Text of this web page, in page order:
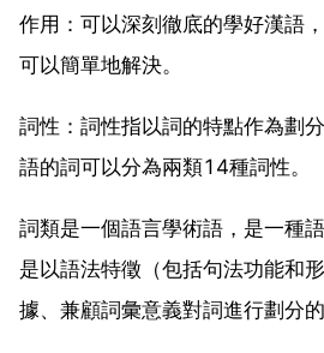
作用：可以深刻徹底的學好漢語
可以簡單地解決。
詞性：詞性指以詞的特點作為劃
語的詞可以分為兩類14種詞性。
詞類是一個語言學術語，是一種
是以語法特徵（包括句法功能和
據、兼顧詞彙意義對詞進行劃分的